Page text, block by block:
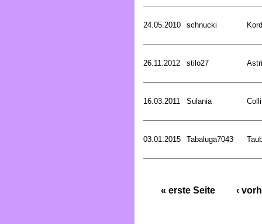
24.05.2010 schnucki
26.11.2012 stilo27
16.03.2011 Sulania
03.01.2015 Tabaluga7043
« erste Seite ‹